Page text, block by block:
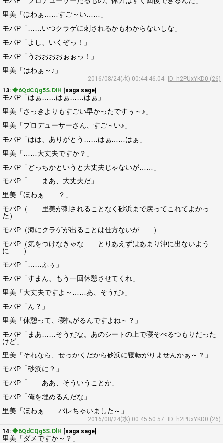
里美「ほわぁ……すご～い……」
モバP「……いつクラゲに刺されるかもわからないしな」
モバP「よし、いくぞっ！」
モバP「うおおおおぉぉっ！」
里美「はわぁ～♪」
2016/08/24(水) 00:44:46.04
ID: h2PUxYKD0 (26)
13: ◆6QdCQg5S.DlH [saga sage]
モバP「はぁ……はぁ……はぁ」
里美「さっきよりもすごい早かったですぅ～♪」
里美「プロデューサーさん、すご～い♪」
モバP「はは、ありがとう……はぁ……はぁ」
里美「……大丈夫ですか？」
モバP「どっちかというと大丈夫じゃないが……」
モバP「……まあ、大丈夫だ」
里美「ほわぁ……？」
モバP（……里美が刺されることなく砂浜まで戻ってこれてよかっ
た）
モバP（海にクラゲが出ることは仕方ないが……）
モバP（気をつけなきゃな……とりあえずはあまり沖に出ないよう
に……）
モバP「……ふぅ」
モバP「すまん、もう一回休憩させてくれ」
里美「大丈夫ですよ～……あ、そうだ♪」
モバP「ん？」
里美「休憩って、寝転がるんですよね～？」
モバP「まあ……そうだな。あのシートの上で寝そべるつもりだった
けど」
里美「それなら、せっかくだから砂浜に寝転がりませんかぁ～？」
モバP「砂浜に？」
モバP「……ああ、そういうことか」
モバP「俺を埋めるんだな」
里美「ほわぁ……バレちゃいました～」
2016/08/24(水) 00:45:50.57
ID: h2PUxYKD0 (26)
14: ◆6QdCQg5S.DlH [saga sage]
里美「ダメですか～？」